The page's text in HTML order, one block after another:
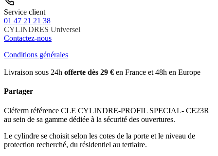
Service client
01 47 21 21 38
CYLINDRES Universel
Contactez-nous
Conditions générales
Livraison sous 24h offerte dès 29 € en France et 48h en Europe
Partager
Cléferm référence CLE CYLINDRE-PROFIL SPECIAL- CE23R
au sein de sa gamme dédiée à la sécurité des ouvertures.
Le cylindre se choisit selon les cotes de la porte et le niveau de
protection recherché, du résidentiel au tertiaire.